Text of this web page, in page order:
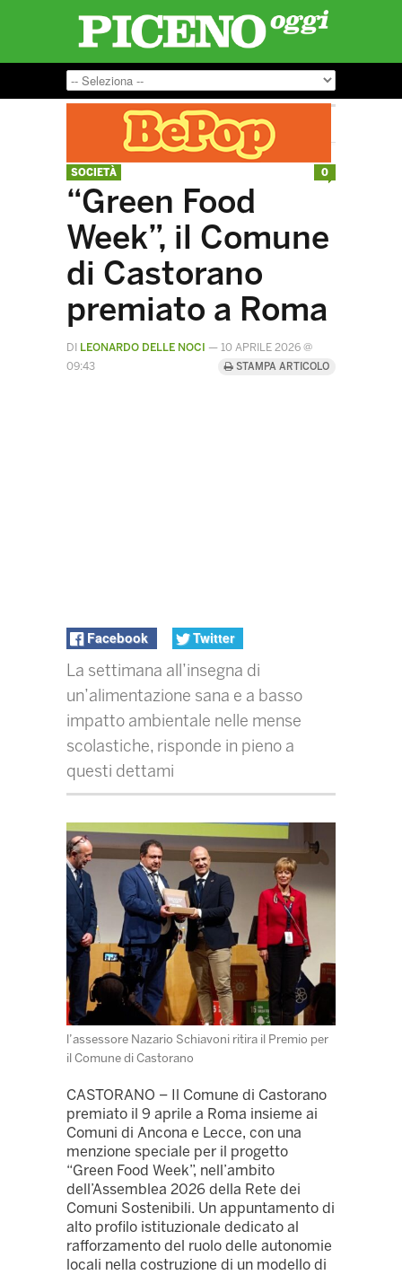
SOCIETÀ
“Green Food
Week”, il Comune
di Castorano
premiato a Roma
DI LEONARDO DELLE NOCI — 10 APRILE 2026 @
09:43
STAMPA ARTICOLO
Facebook Twitter
La settimana all’insegna di
un’alimentazione sana e a basso
impatto ambientale nelle mense
scolastiche, risponde in pieno a
questi dettami
l’assessore Nazario Schiavoni ritira il Premio per
il Comune di Castorano
CASTORANO – Il Comune di Castorano
premiato il 9 aprile a Roma insieme ai
Comuni di Ancona e Lecce, con una
menzione speciale per il progetto
“Green Food Week”, nell’ambito
dell’Assemblea 2026 della Rete dei
Comuni Sostenibili. Un appuntamento di
alto profilo istituzionale dedicato al
rafforzamento del ruolo delle autonomie
locali nella costruzione di un modello di
0